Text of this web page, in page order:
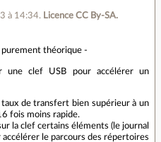
à 14:34. Licence CC By‑SA.
purement théorique -
une clef USB pour accélérer un
taux de transfert bien supérieur à un
fois moins rapide.
la clef certains éléments (le journal
le parcours des répertoires